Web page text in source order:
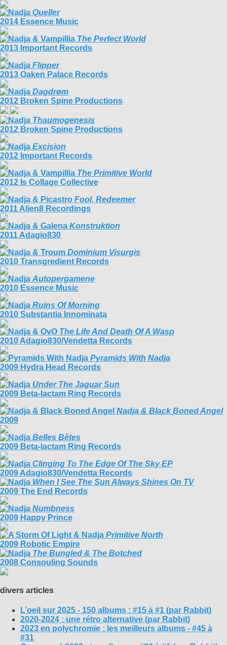
Queller
2014 Essence Music
The Perfect World
2013 Important Records
Flipper
2013 Oaken Palace Records
Dagdrøm
2012 Broken Spine Productions
Thaumogenesis
2012 Broken Spine Productions
Excision
2012 Important Records
The Primitive World
2012 Is Collage Collective
Fool, Redeemer
2011 Alien8 Recordings
Konstruktion
2011 Adagio830
Dominium Visurgis
2010 Transgredient Records
Autopergamene
2010 Essence Music
Ruins Of Morning
2010 Substantia Innominata
The Life And Death Of A Wasp
2010 Adagio830/Vendetta Records
Pyramids With Nadja
2009 Hydra Head Records
Under The Jaguar Sun
2009 Beta-lactam Ring Records
Nadja & Black Boned Angel
2009
Belles Bêtes
2009 Beta-lactam Ring Records
Clinging To The Edge Of The Sky EP
2009 Adagio830/Vendetta Records
When I See The Sun Always Shines On TV
2009 The End Records
Numbness
2009 Happy Prince
Primitive North
2009 Robotic Empire
The Bungled & The Botched
2008 Consouling Sounds
divers articles
L’oeil sur 2025 - 150 albums : #15 à #1 (par Rabbit)
2020-2024 : une rétro alternative (par Rabbit)
2023 en polychromie : les meilleurs albums - #45 à
#31